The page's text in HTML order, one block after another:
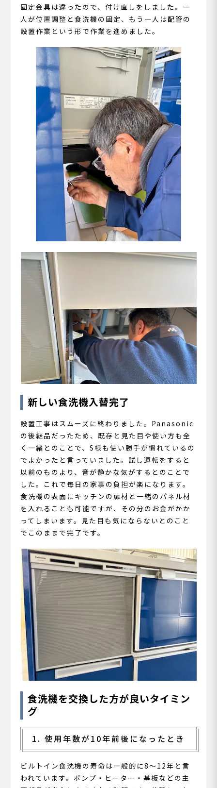
固定金具は違ったので、付け直しをしました。一
人が位置調整と食洗機の固定、もう一人は配管の
設置作業という形で作業を進めました。
新しい食洗機入替完了
設置工事はスムーズに終わりました。Panasonic
の後継品だったため、既存と見た目や使い方も全
く一緒とのことで、S様も使い勝手が慣れているの
でよかったと言っていました。試し運転をすると
以前のものより、音が静かな気がするとのことで
した。これで毎日の家事の負担が楽になります。
食洗機の表面にキッチンの扉材と一緒のパネル材
を入れることも可能ですが、その分のお金がかか
ってしまいます。見た目も気にならないとのこと
でこのままで完了です。
食洗機を交換した方が良いタイミン
グ
1. 使用年数が10年前後になったとき
ビルトイン食洗機の寿命は一般的に8〜12年と言
われています。ポンプ・ヒーター・基板などの主